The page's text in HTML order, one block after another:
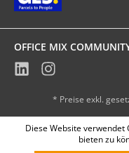
OFFICE MIX
* Preise exkl.
Diese Website verwendet
bieten zu